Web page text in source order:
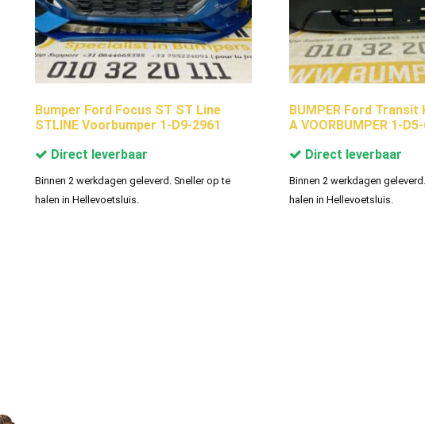
Bumper Ford Focus ST ST Line
STLINE Voorbumper 1-D9-2961
Direct leverbaar
Binnen 2 werkdagen geleverd. Sneller op te
halen in Hellevoetsluis.
BUMPER Ford Transit
A VOORBUMPER 1-
Direct leverbaar
Binnen 2 werkdagen
halen in Hellevoetsluis.